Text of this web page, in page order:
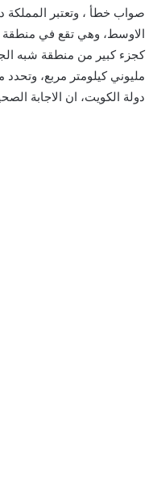
صواب خطأ ، وتعتبر المملكة
الاوسط، وهي تقع في منطقة
كجزء كبير من منطقة شبه
مليوني كيلومتر مربع،
دولة الكويت، ان الاجابة